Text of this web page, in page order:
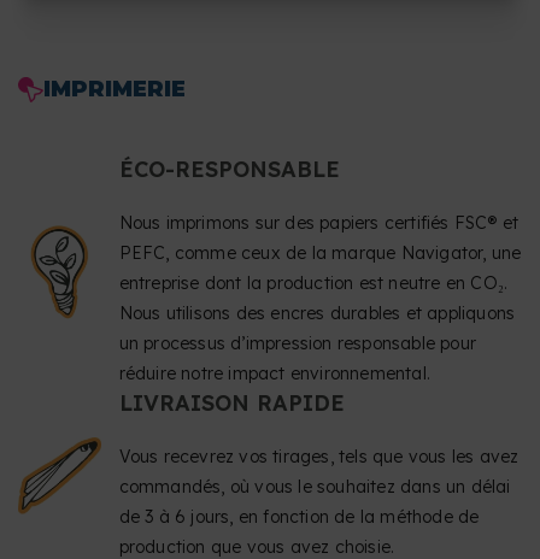
IMPRIMERIE
ÉCO-RESPONSABLE
Nous imprimons sur des papiers certifiés FSC® et
PEFC, comme ceux de la marque Navigator, une
entreprise dont la production est neutre en CO₂.
Nous utilisons des encres durables et appliquons
un processus d’impression responsable pour
réduire notre impact environnemental.
LIVRAISON RAPIDE
Vous recevrez vos tirages, tels que vous les avez
commandés, où vous le souhaitez dans un délai
de 3 à 6 jours, en fonction de la méthode de
production que vous avez choisie.